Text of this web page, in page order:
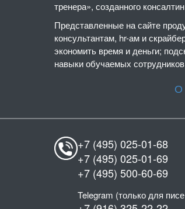
тренера», созданного
Представленные на сайте
консультантам, hr-ам и
экономить время и деньги;
навыки обучаемых
О
+7 (495) 025-01-68
+7 (495) 025-01-69
+7 (495) 500-60-69
Telegram (только для